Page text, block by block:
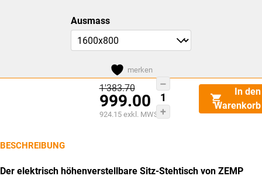
Ausmass
merken
1'383.70Ursprünglicher
Preis
war:
CHF1'383.70
999.00
Aktueller
924.15exkl. MWST
Zemp
Opus
E33
In den
Warenkorb
Dieses
Produkt
weist
BESCHREIBUNG
Der elektrisch höhenverstellbare Sitz-Stehtisch von ZEMP